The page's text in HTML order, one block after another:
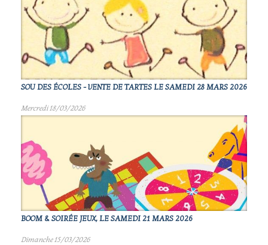
SOU DES ÉCOLES - VENTE DE TARTES LE SAMEDI 28 MARS 2026
Mercredi 18/03/2026
BOOM & SOIRÉE JEUX, LE SAMEDI 21 MARS 2026
Dimanche 15/03/2026